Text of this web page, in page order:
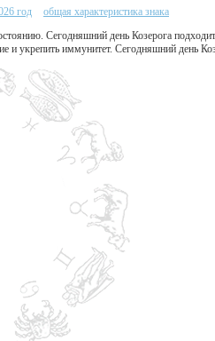
год
общая характеристика знака
Сегодняшний день Козерога
и укрепить иммунитет. Сегодняшний день